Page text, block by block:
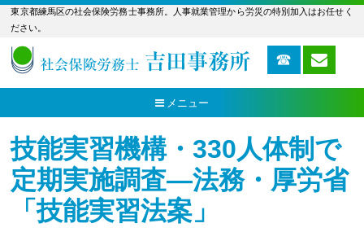
東京都練馬区の社会保険労務士事務所。人事就業管理から労災の特別加入はお任せく
ださい。
メニュー
技能実習機構・330人体制で
定期実施調査―法務・厚労省
「技能実習法案」